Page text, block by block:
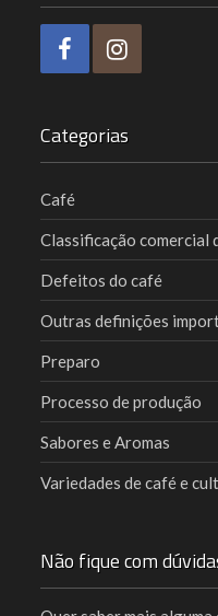
Categorias
Café
Classificação comercial
Defeitos do café
Outras definições
Preparo
Processo de produção
Sabores e Aromas
Variedades de café e
Não fique com